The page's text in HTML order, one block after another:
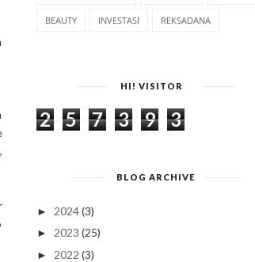
BEAUTY INVESTASI REKSADANA
HI! VISITOR
2 5 7 3 9 3
BLOG ARCHIVE
► 2024 (3)
► 2023 (25)
► 2022 (3)